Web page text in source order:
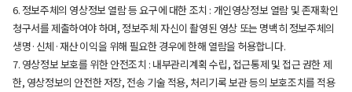
6. 정보주체의 영상정보 열람 등 요구에 대한 조치 : 개인영상정보 열람 및 존재확인
청구서를 제출하여야 하며, 정보주체 자신이 촬영된 영상 또는 명백히 정보주체의
생명·신체·재산 이익을 위해 필요한 경우에 한해 열람을 허용합니다.
7. 영상정보 보호를 위한 안전조치 : 내부관리계획 수립, 접근통제 및 접근 권한 제
한, 영상정보의 안전한 저장, 전송 기술 적용, 처리기록 보관 등의 보호조치를 적용